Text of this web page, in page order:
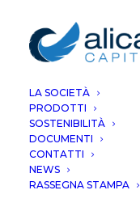
LA SOCIETÀ
PRODOTTI
SOSTENIBILITÀ
DOCUMENTI
CONTATTI
NEWS
RASSEGNA STAMPA